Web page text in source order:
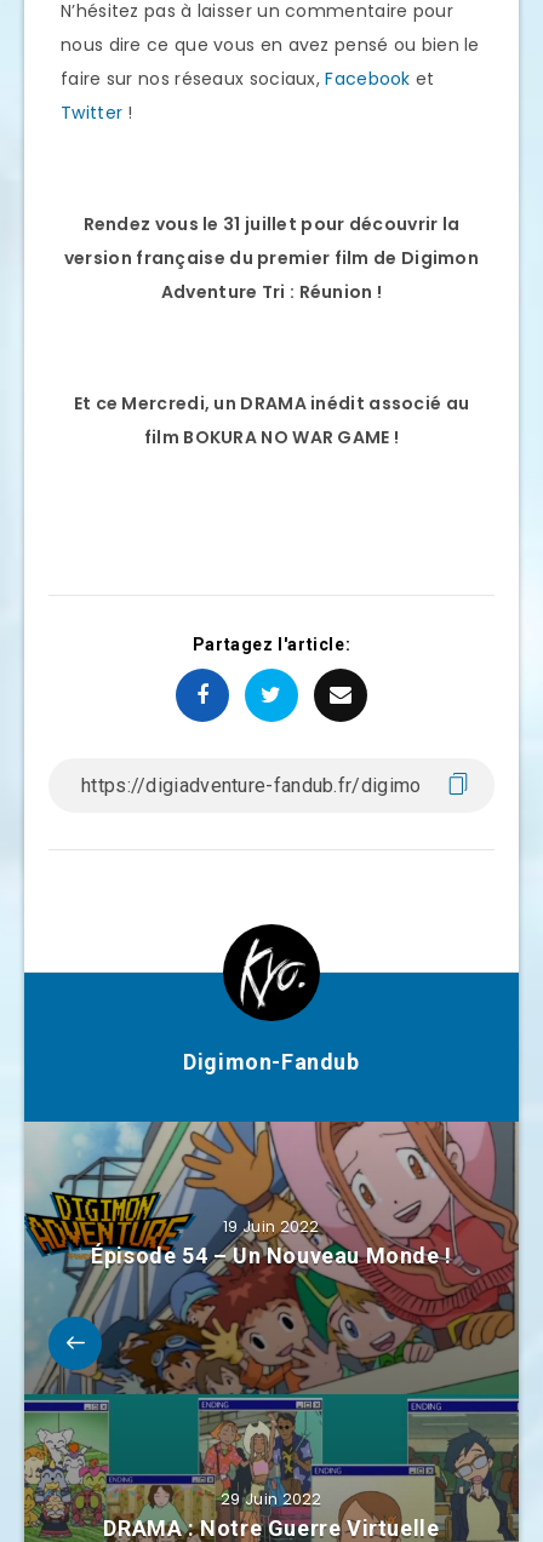
N’hésitez pas à laisser un commentaire pour
nous dire ce que vous en avez pensé ou bien le
faire sur nos réseaux sociaux,Facebook et
Twitter !
Rendez vous le 31 juillet pour découvrir la
version française du premier film de Digimon
Adventure Tri : Réunion !
Et ce Mercredi, un DRAMA inédit associé au
film BOKURA NO WAR GAME !
Partagez l'article:
Digimon-Fandub
19 Juin 2022
Épisode 54 – Un Nouveau Monde !
29 Juin 2022
DRAMA : Notre Guerre Virtuelle